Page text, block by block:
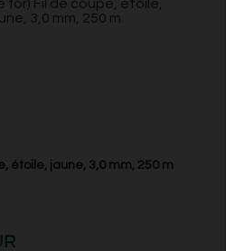
étoile, jaune, 3,0 mm, 250 m